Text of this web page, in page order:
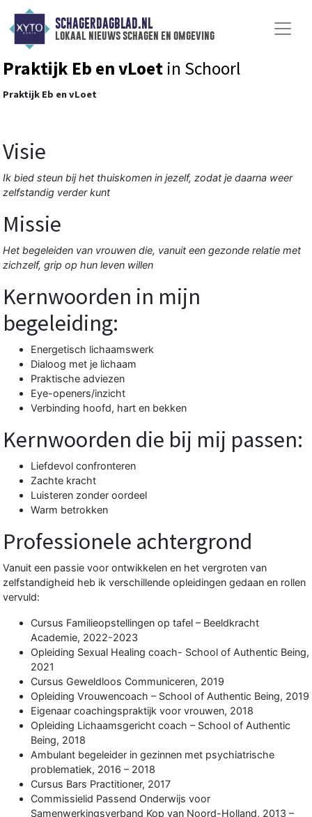
SCHAGERDAGBLAD.NL
lokaal nieuws schagen en omgeving
Praktijk Eb en vLoet in Schoorl
Praktijk Eb en vLoet
Visie
Ik bied steun bij het thuiskomen in jezelf, zodat je daarna weer
zelfstandig verder kunt
Missie
Het begeleiden van vrouwen die, vanuit een gezonde relatie met
zichzelf, grip op hun leven willen
Kernwoorden in mijn
begeleiding:
Energetisch lichaamswerk
Dialoog met je lichaam
Praktische adviezen
Eye-openers/inzicht
Verbinding hoofd, hart en bekken
Kernwoorden die bij mij passen:
Liefdevol confronteren
Zachte kracht
Luisteren zonder oordeel
Warm betrokken
Professionele achtergrond
Vanuit een passie voor ontwikkelen en het vergroten van
zelfstandigheid heb ik verschillende opleidingen gedaan en rollen
vervuld:
Cursus Familieopstellingen op tafel – Beeldkracht
Academie, 2022-2023
Opleiding Sexual Healing coach- School of Authentic Being,
2021
Cursus Geweldloos Communiceren, 2019
Opleiding Vrouwencoach – School of Authentic Being, 2019
Eigenaar coachingspraktijk voor vrouwen, 2018
Opleiding Lichaamsgericht coach – School of Authentic
Being, 2018
Ambulant begeleider in gezinnen met psychiatrische
problematiek, 2016 – 2018
Cursus Bars Practitioner, 2017
Commissielid Passend Onderwijs voor
Samenwerkingsverband Kop van Noord-Holland, 2013 –